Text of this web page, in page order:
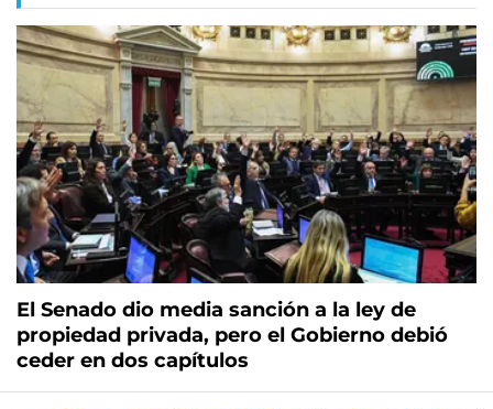
El Senado dio media sanción a la ley de
propiedad privada, pero el Gobierno debió
ceder en dos capítulos